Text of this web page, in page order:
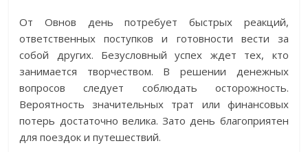
От Овнов день потребует быстрых реакций,
ответственных поступков и готовности вести за
собой других. Безусловный успех ждет тех, кто
занимается творчеством. В решении денежных
вопросов следует соблюдать осторожность.
Вероятность значительных трат или финансовых
потерь достаточно велика. Зато день благоприятен
для поездок и путешествий.